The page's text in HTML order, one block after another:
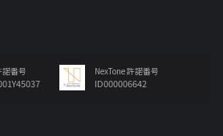
諾番号 NexTone 許諾番号
ID000006642